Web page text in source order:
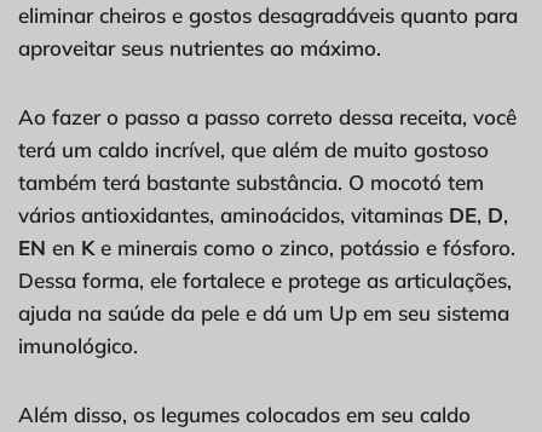
eliminar cheiros e gostos desagradáveis quanto para
aproveitar seus nutrientes ao máximo.
Ao fazer o passo a passo correto dessa receita, você
terá um caldo incrível, que além de muito gostoso
também terá bastante substância. O mocotó tem
vários antioxidantes, aminoácidos, vitaminas DE, D,
EN en K e minerais como o zinco, potássio e fósforo.
Dessa forma, ele fortalece e protege as articulações,
ajuda na saúde da pele e dá um Up em seu sistema
imunológico.
Além disso, os legumes colocados em seu caldo